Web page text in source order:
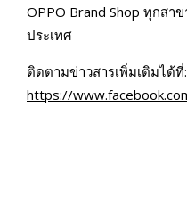
OPPO Brand Shop ทุกส
ประเทศ
ติดตามข่าวสารเพิ่มเติมได้ที่:
https://